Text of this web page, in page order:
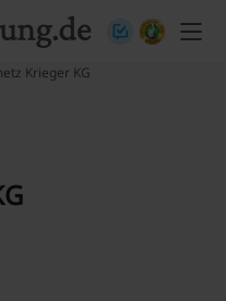
Krieger KG